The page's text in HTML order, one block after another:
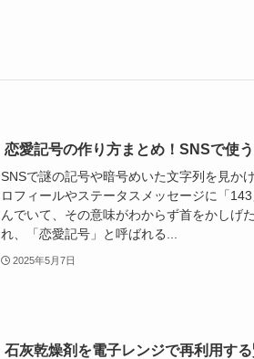
恋愛記号の作り方まとめ！SNSで使
SNSで謎の記号や暗号めいた文字列を見か
ロフィールやステータスメッセージに「
んでいて、その意味がわからず首をかしげ
れ、「恋愛記号」と呼ばれる...
2025年5月7日
石灰乾燥剤を電子レンジで再利用す